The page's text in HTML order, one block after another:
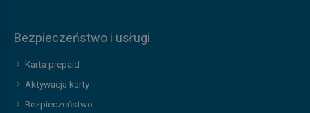
Bezpieczeństwo i usługi
Karta prepaid
Aktywacja karty
Bezpieczeństwo